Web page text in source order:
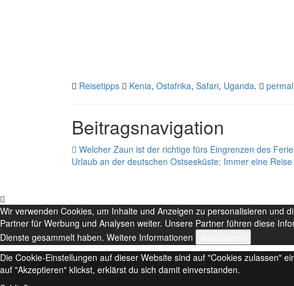
Reisetipps Kenia, Ostafrika, Safari, Uganda.
Beitragsnavigation
Welcher Zaun ist der richtige fürs Eingrenzen des
Urlaub an der deutschen Ostseeküste: Immer eine
Wir verwenden Cookies, um Inhalte und Anzeigen zu personalisieren und
Partner für Werbung und Analysen weiter. Unsere Partner führen diese
Dienste gesammelt haben. Weitere Informationen
Die Cookie-Einstellungen auf dieser Website sind auf "Cookies zulassen"
auf "Akzeptieren" klickst, erklärst du sich damit einverstanden.